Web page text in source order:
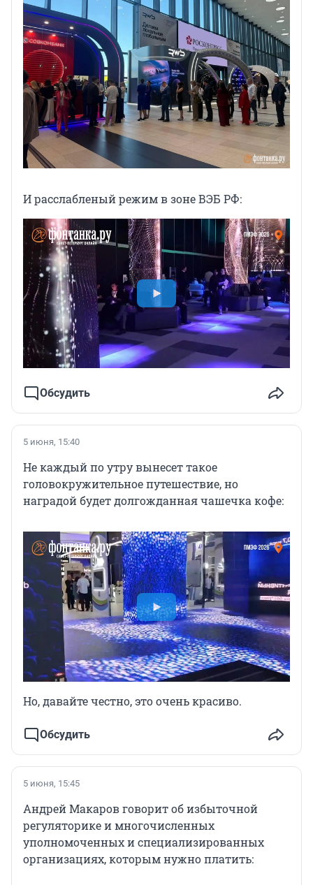
И расслабленый режим в зоне ВЭБ РФ:
Обсудить
5 июня, 15:40
Не каждый по утру вынесет такое
головокружительное путешествие, но
наградой будет долгожданная чашечка кофе:
Но, давайте честно, это очень красиво.
Обсудить
5 июня, 15:45
Андрей Макаров говорит об избыточной
регуляторике и многочисленных
уполномоченных и специализированных
организациях, которым нужно платить: